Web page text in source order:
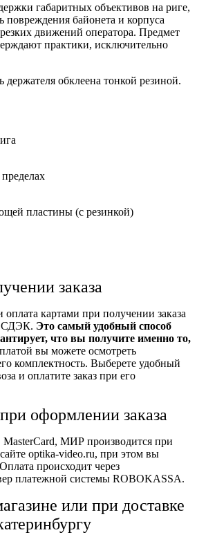
габаритных объективов на риге,
повреждения байонета и корпуса
движений оператора. Предмет
практики, исключительно
держателя обклеена тонкой резиной.
пластины (с резинкой)
заказа
картами при получении заказа
СДЭК. Это самый удобный способ
что вы получите именно то,
вы можете осмотреть
комплектность. Выберете удобный
и оплатите заказ при его
оформлении заказа
МИР производится при
optika-video.ru, при этом вы
происходит через
платежной системы ROBOKASSA.
или при доставке